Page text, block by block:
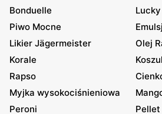
Bonduelle
Piwo Mocne
Likier Jägermeister
Olej
Korale
Rapso
Myjka wysokociśnieniowa
Peroni